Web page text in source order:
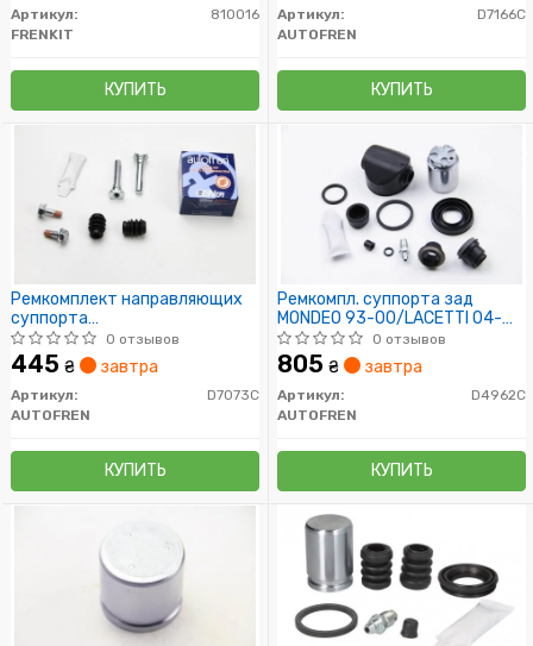
Артикул:
810016
FRENKIT
КУПИТЬ
Артикул:
D7166C
AUTOFREN
КУПИТЬ
Ремкомплект направляющих
суппорта
Aveo/Epica/Evanda/Lanos/Lacetti/Nubira
0 отзывов
445 ₴ завтра
Артикул:
D7073C
AUTOFREN
КУПИТЬ
Ремкомпл. суппорта зад
MONDEO 93-00/LACETTI 04-
(36мм) (с поршнем)
0 отзывов
805 ₴ завтра
Артикул:
D4962C
AUTOFREN
КУПИТЬ